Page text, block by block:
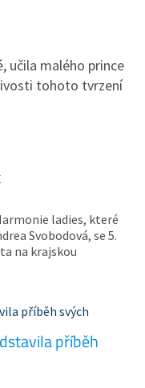
učila malého prince
tohoto tvrzení
ladies, které
Svobodová, se 5.
na krajskou
příběh